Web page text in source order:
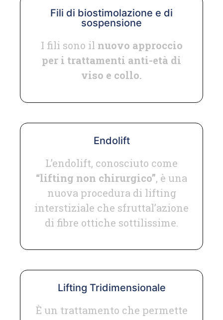
Fili di biostimolazione e di
sospensione
I fili sono il nuovo approccio
per i trattamenti anti-età di
viso e collo.
Endolift
L’endolift, conosciuto come
“lifting non chirurgico”, è una
nuova procedura di lifting
interstiziale che sfruttal’azione
di fibre ottiche sottilissime.
Lifting Tridimensionale
È un trattamento che permette